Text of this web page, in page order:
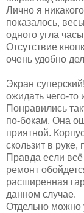
Лично я
показалось,
одного угла
Отсутствие
очень удобно
Экран
ожидать чего-то
Понравились
по-бокам. Она
приятной.
скользит в
Правда если всё
ремонт
расширенная
данном случае.
Отдельно можно